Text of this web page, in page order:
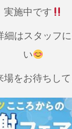
実施中です
細はスタッフ
い
場をお待ちし